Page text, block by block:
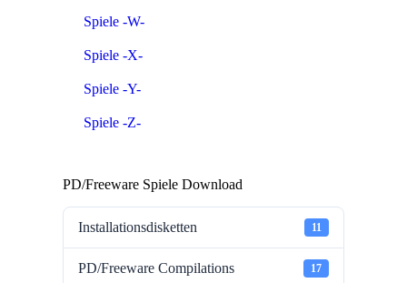
Spiele -W-
Spiele -X-
Spiele -Y-
Spiele -Z-
PD/Freeware Spiele Download
Installationsdisketten 11
PD/Freeware Compilations 17